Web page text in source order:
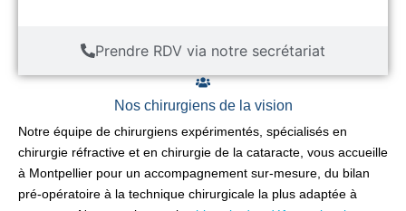
Prendre RDV via notre secrétariat
Nos chirurgiens de la vision
Notre équipe de chirurgiens expérimentés, spécialisés en
chirurgie réfractive et en chirurgie de la cataracte, vous accueille
à Montpellier pour un accompagnement sur-mesure, du bilan
pré-opératoire à la technique chirurgicale la plus adaptée à